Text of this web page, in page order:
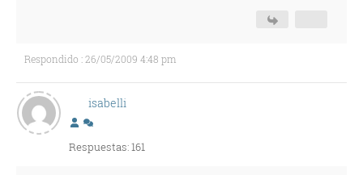
Respondido : 26/05/2009 4:48 pm
isabelli
Respuestas: 161